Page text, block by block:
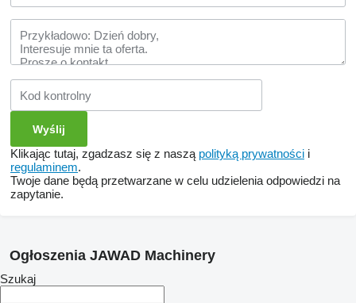
Klikając tutaj, zgadzasz się z naszą polityką prywatności i
regulaminem.
Twoje dane będą przetwarzane w celu udzielenia odpowiedzi na
zapytanie.
Ogłoszenia JAWAD Machinery
Szukaj